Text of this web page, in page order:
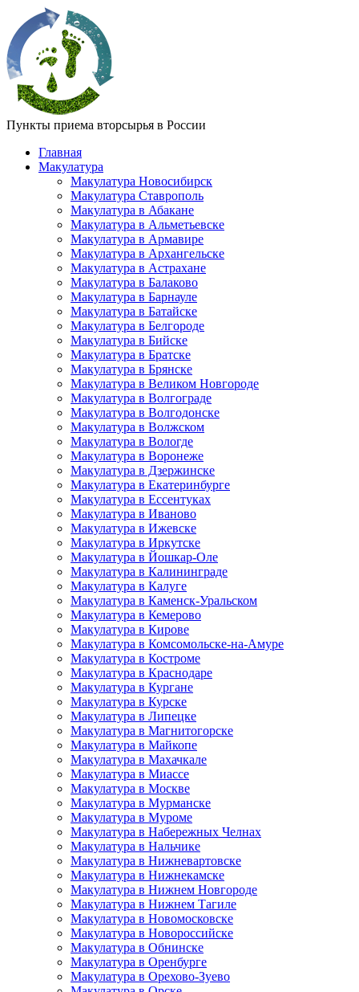
Пункты приема вторсырья в России
Главная
Макулатура
Макулатура Новосибирск
Макулатура Ставрополь
Макулатура в Абакане
Макулатура в Альметьевске
Макулатура в Армавире
Макулатура в Архангельске
Макулатура в Астрахане
Макулатура в Балаково
Макулатура в Барнауле
Макулатура в Батайске
Макулатура в Белгороде
Макулатура в Бийске
Макулатура в Братске
Макулатура в Брянске
Макулатура в Великом Новгороде
Макулатура в Волгограде
Макулатура в Волгодонске
Макулатура в Волжском
Макулатура в Вологде
Макулатура в Воронеже
Макулатура в Дзержинске
Макулатура в Екатеринбурге
Макулатура в Ессентуках
Макулатура в Иваново
Макулатура в Ижевске
Макулатура в Иркутске
Макулатура в Йошкар-Оле
Макулатура в Калининграде
Макулатура в Калуге
Макулатура в Каменск-Уральском
Макулатура в Кемерово
Макулатура в Кирове
Макулатура в Комсомольске-на-Амуре
Макулатура в Костроме
Макулатура в Краснодаре
Макулатура в Кургане
Макулатура в Курске
Макулатура в Липецке
Макулатура в Магнитогорске
Макулатура в Майкопе
Макулатура в Махачкале
Макулатура в Миассе
Макулатура в Москве
Макулатура в Мурманске
Макулатура в Муроме
Макулатура в Набережных Челнах
Макулатура в Нальчике
Макулатура в Нижневартовске
Макулатура в Нижнекамске
Макулатура в Нижнем Новгороде
Макулатура в Нижнем Тагиле
Макулатура в Новомосковске
Макулатура в Новороссийске
Макулатура в Обнинске
Макулатура в Оренбурге
Макулатура в Орехово-Зуево